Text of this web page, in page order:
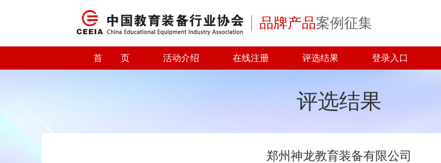
品牌产品案例征集
首 页 活动介绍 在线注册 评选结果 登录入口
评选结果
郑州神龙教育装备有限公司